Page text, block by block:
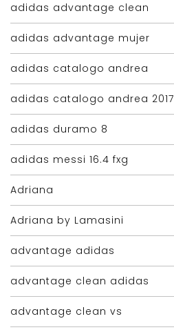
adidas advantage clean
adidas advantage mujer
adidas catalogo andrea
adidas catalogo andrea 2017
adidas duramo 8
adidas messi 16.4 fxg
Adriana
Adriana by Lamasini
advantage adidas
advantage clean adidas
advantage clean vs